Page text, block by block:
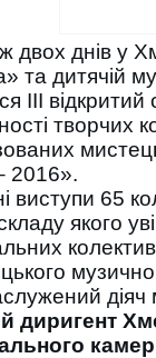
двох днів у
та дитячій
ІІI
творчих
2016».
виступи 65
якого
диригент